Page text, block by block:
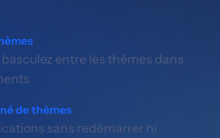
entre les thèmes dans
de thèmes
sans redémarrer ni